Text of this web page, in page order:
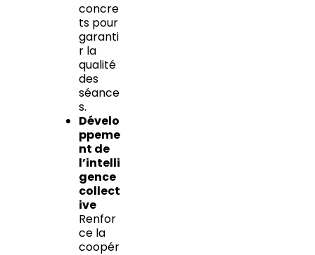
concre
ts pour
garanti
r la
qualité
des
séance
s.
Dévelo
ppeme
nt de
l’intelli
gence
collect
ive
Renfor
ce la
coopér